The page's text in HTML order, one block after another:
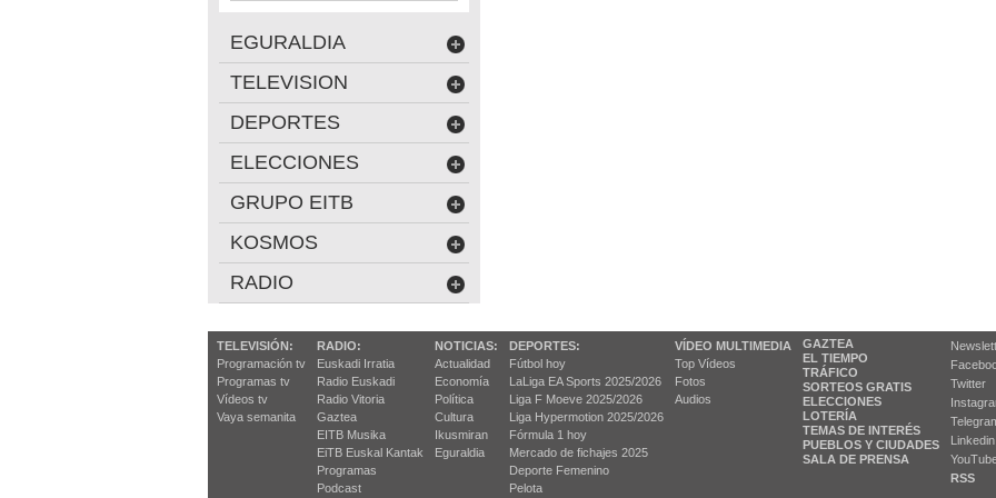
EGURALDIA
TELEVISION
DEPORTES
ELECCIONES
GRUPO EITB
KOSMOS
RADIO
TELEVISIÓN:
Programación tv
Programas tv
Vídeos tv
Vaya semanita
RADIO:
Euskadi Irratia
Radio Euskadi
Radio Vitoria
Gaztea
EITB Musika
EiTB Euskal Kantak
Programas
Podcast
NOTICIAS:
Actualidad
Economía
Política
Cultura
Ikusmiran
Eguraldia
DEPORTES:
Fútbol hoy
LaLiga EA Sports 2025/2026
Liga F Moeve 2025/2026
Liga Hypermotion 2025/2026
Fórmula 1 hoy
Mercado de fichajes 2025
Deporte Femenino
Pelota
VÍDEO MULTIMEDIA
Top Vídeos
Fotos
Audios
GAZTEA
EL TIEMPO
TRÁFICO
SORTEOS GRATIS
ELECCIONES
LOTERÍA
TEMAS DE INTERÉS
PUEBLOS Y CIUDADES
SALA DE PRENSA
Twitter
Linkedin
RSS